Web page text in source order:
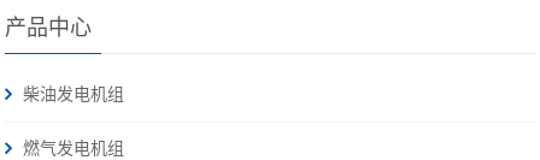
产品中心
柴油发电机组
燃气发电机组